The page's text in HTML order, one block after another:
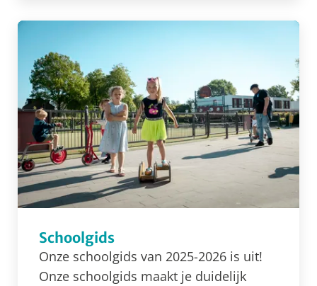
Schoolgids
Onze schoolgids van 2025-2026 is uit!
Onze schoolgids maakt je duidelijk